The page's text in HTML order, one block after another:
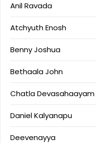
Anil Ravada
Atchyuth Enosh
Benny Joshua
Bethaala John
Chatla Devasahaayam
Daniel Kalyanapu
Deevenayya